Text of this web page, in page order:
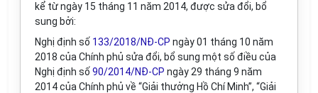
kể từ ngày 15 tháng 11 năm 2014, được sửa đổi, bổ
sung bởi:
Nghị định số 133/2018/NĐ-CP ngày 01 tháng 10 năm
2018 của Chính phủ sửa đổi, bổ sung một số điều của
Nghị định số 90/2014/NĐ-CP ngày 29 tháng 9 năm
2014 của Chính phủ về “Giải thưởng Hồ Chí Minh”, “Giải